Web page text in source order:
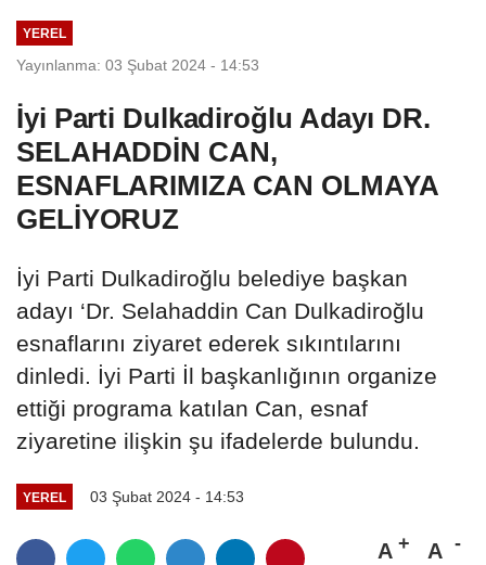
YEREL
Yayınlanma: 03 Şubat 2024 - 14:53
İyi Parti Dulkadiroğlu Adayı DR.
SELAHADDİN CAN,
ESNAFLARIMIZA CAN OLMAYA
GELİYORUZ
İyi Parti Dulkadiroğlu belediye başkan
adayı ‘Dr. Selahaddin Can Dulkadiroğlu
esnaflarını ziyaret ederek sıkıntılarını
dinledi. İyi Parti İl başkanlığının organize
ettiği programa katılan Can, esnaf
ziyaretine ilişkin şu ifadelerde bulundu.
YEREL 03 Şubat 2024 - 14:53
A A